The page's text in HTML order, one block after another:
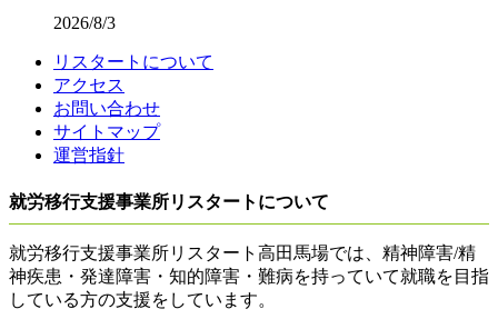
2026/8/3
リスタートについて
アクセス
お問い合わせ
サイトマップ
運営指針
就労移行支援事業所リスタートについて
就労移行支援事業所リスタート高田馬場では、精神障害/精
神疾患・発達障害・知的障害・難病を持っていて就職を目指
している方の支援をしています。